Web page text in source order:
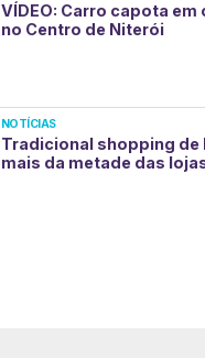
VÍDEO: Carro capota em
no Centro de Niterói
NOTÍCIAS
Tradicional shopping de
mais da metade das